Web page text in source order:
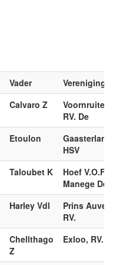
Vader
Vereniging
Calvaro Z
RV. De
Etoulon
HSV
Taloubet K
Hoef V.O.F.,
Manege De
Harley Vdl
Prins
RV.
Chellthago
Z
Exloo, RV.